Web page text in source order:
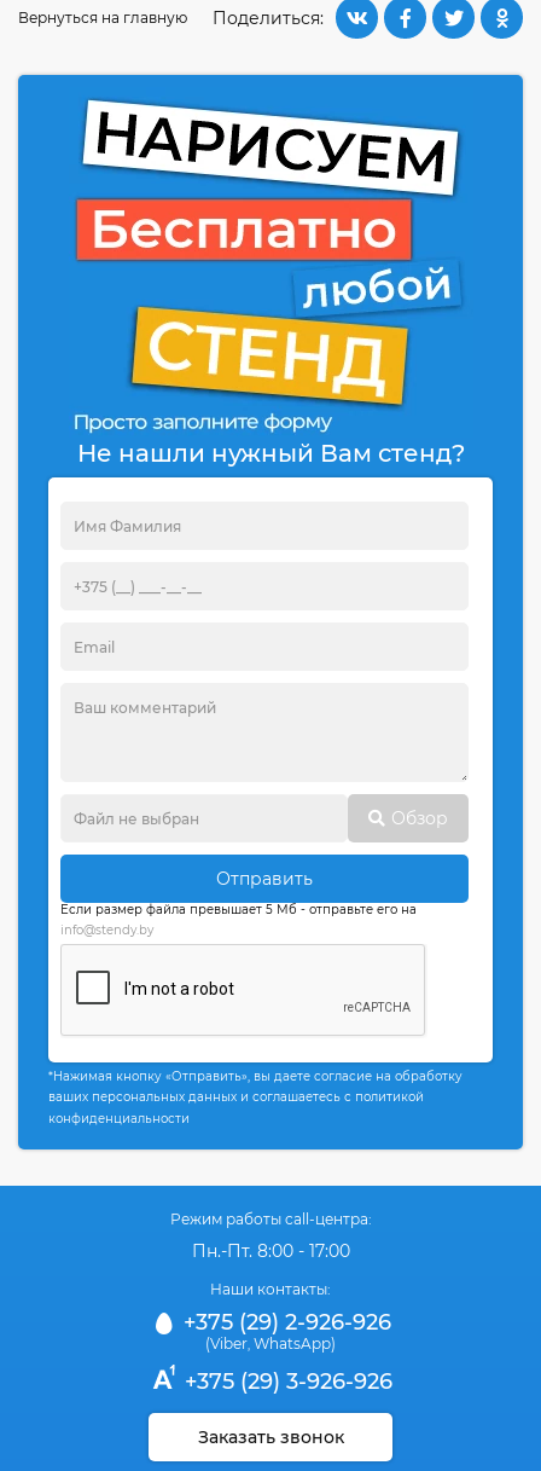
Поделиться:
Вернуться на главную
Не нашли нужный Вам стенд?
Обзор
Отправить
Если размер файла превышает 5 Мб - отправьте его на
info@stendy.by
*Нажимая кнопку «Отправить», вы даете согласие на обработку
ваших персональных данных и соглашаетесь с политикой
конфиденциальности
Режим работы call-центра:
Пн.-Пт. 8:00 - 17:00
Наши контакты:
+375 (29) 2-926-926
(Viber WhatsApp)
+375 (29) 3-926-926
Заказать звонок